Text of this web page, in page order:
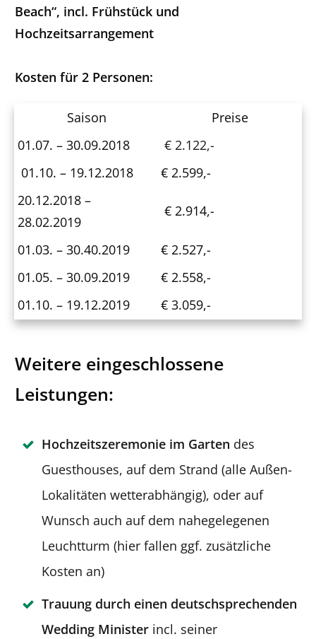
Beach“, incl. Frühstück und
Hochzeitsarrangement
Kosten für 2 Personen:
Saison
Preise
01.07. – 30.09.2018
€ 2.122,-
01.10. – 19.12.2018
€ 2.599,-
20.12.2018 –
28.02.2019
€ 2.914,-
01.03. – 30.40.2019
€ 2.527,-
01.05. – 30.09.2019
€ 2.558,-
01.10. – 19.12.2019
€ 3.059,-
Weitere eingeschlossene
Leistungen:
Hochzeitszeremonie im Garten des
Guesthouses, auf dem Strand (alle Außen-
Lokalitäten wetterabhängig), oder auf
Wunsch auch auf dem nahegelegenen
Leuchtturm (hier fallen ggf. zusätzliche
Kosten an)
Trauung durch einen deutschsprechenden
Wedding Minister incl. seiner